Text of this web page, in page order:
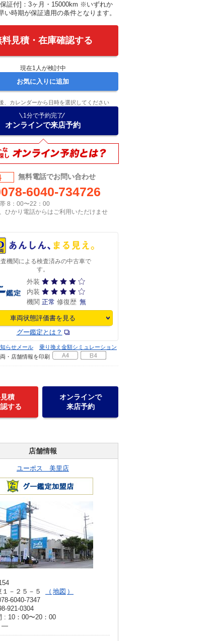
証付]：3ヶ月・15000km ※いずれか
い時期が保証適用の条件となります。
料見積・在庫確認する
現在1 人が検討中
お気に入りに追加
、カレンダーから日時を選択してください
1分で予約完了
オンラインで来店予約
無料電話でお問い合わせ
6040-734726
8：00〜22：00
ひかり電話からはご利用いただけませ
機関による検査済みの中古車で
す。
外装
内装
機関 正常 修復歴 無
車両状態評価書を見る
グー鑑定とは？
らせメール
乗り換え金額シミュレーション
・店舗情報を印刷
積
する
オンラインで
来店予約
店舗情報
ユーポス 美里店
－２５－５
地図
6040-7347
921-0304
: 10：00〜20：00
―